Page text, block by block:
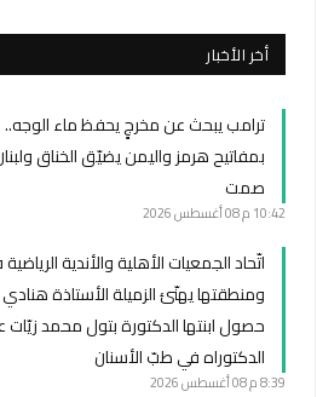
أخر الأخبار
ترامب يبحث عن مخرجٍ يحفظ ماء
بمفاتيح هرمز واليمن يضيّق الخناق
صمت
10:42 م 08 أغسطس 2026
اتّحاد الجمعيات الأهلية والأندية
ومنطقتها يهنّئ الزميلة الأستاذة
حصول ابنتها الدكتورة بتول محمد
الدكتوراه في طبّ الأسنان
8:39 م 08 أغسطس 2026